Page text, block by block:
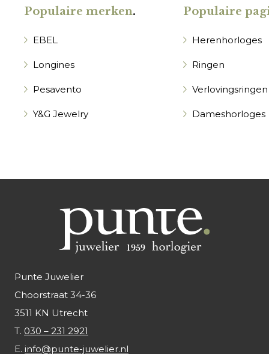
Populaire merken.
EBEL
Longines
Pesavento
Y&G Jewelry
Populaire
Herenhorloges
Ringen
Verlovingsringen
Dameshorloges
Punte Juwelier
Choorstraat 34-36
3511 KN Utrecht
T. 030 – 231 2921
E. info@punte-juwelier.nl